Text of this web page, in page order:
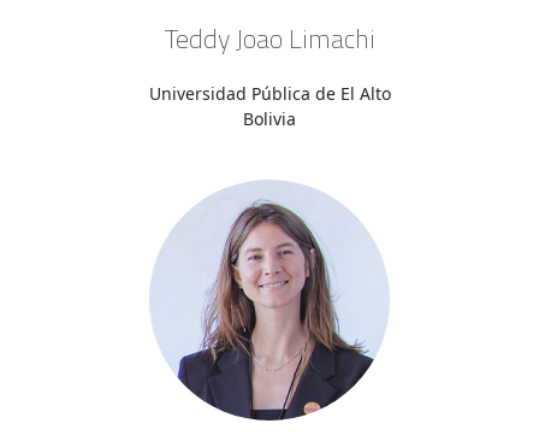
Teddy Joao Limachi
Universidad Pública de El Alto
Bolivia